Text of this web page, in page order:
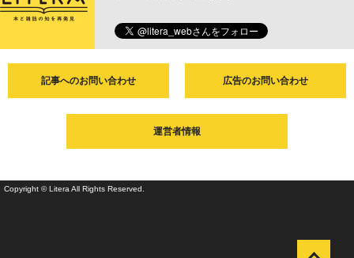
記事へのお問い合わせ 広告のお問い合わせ
運営者情報
Copyright © Litera All Rights Reserved.